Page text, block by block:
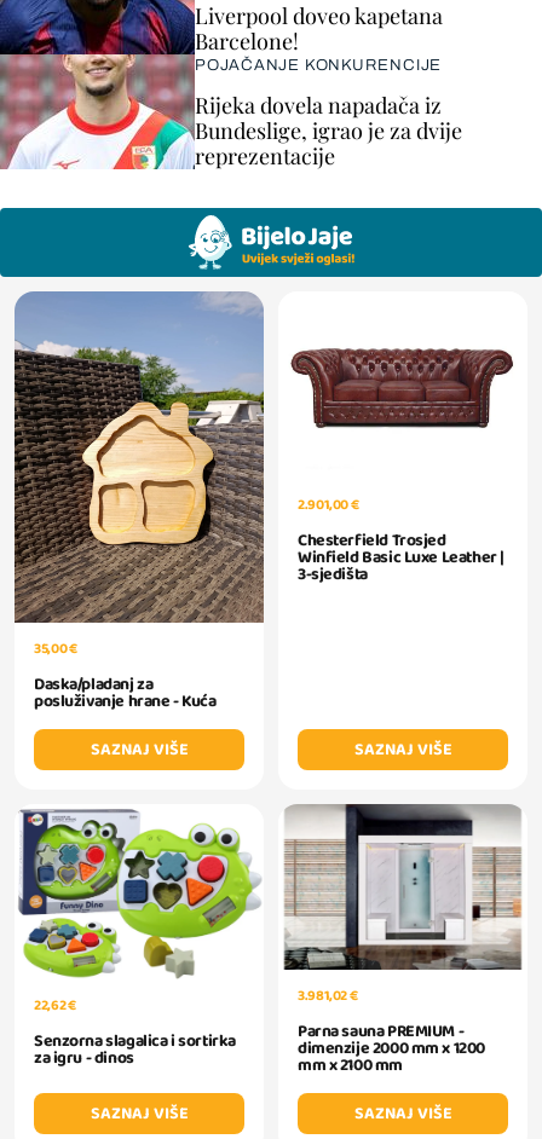
Liverpool doveo kapetana
Barcelone!
POJAČANJE KONKURENCIJE
Rijeka dovela napadača iz
Bundeslige, igrao je za dvije
reprezentacije
35,00 €
Daska/pladanj za
posluživanje hrane - Kuća
SAZNAJ VIŠE
2.901,00 €
Chesterfield Trosjed
Winfield Basic Luxe Leather |
3-sjedišta
SAZNAJ VIŠE
22,62 €
Senzorna slagalica i sortirka
za igru - dinos
SAZNAJ VIŠE
3.981,02 €
Parna sauna PREMIUM -
dimenzije 2000 mm x 1200
mm x 2100 mm
SAZNAJ VIŠE